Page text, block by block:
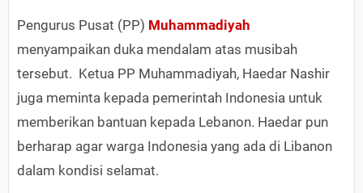
Pengurus Pusat (PP) Muhammadiyah
menyampaikan duka mendalam atas musibah
tersebut. Ketua PP Muhammadiyah, Haedar Nashir
juga meminta kepada pemerintah Indonesia untuk
memberikan bantuan kepada Lebanon. Haedar pun
berharap agar warga Indonesia yang ada di Libanon
dalam kondisi selamat.